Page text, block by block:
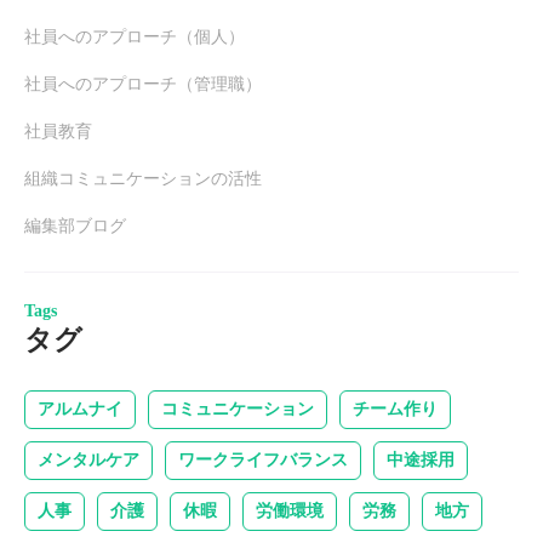
社員へのアプローチ（個人）
社員へのアプローチ（管理職）
社員教育
組織コミュニケーションの活性
編集部ブログ
Tags
タグ
アルムナイ コミュニケーション チーム作り
メンタルケア ワークライフバランス 中途採用
人事 介護 休暇 労働環境 労務 地方